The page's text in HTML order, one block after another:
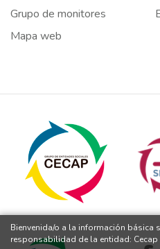
Grupo de monitores
Mapa web
Bienvenida/o a la información
responsabilidad de la entidad: Cecap